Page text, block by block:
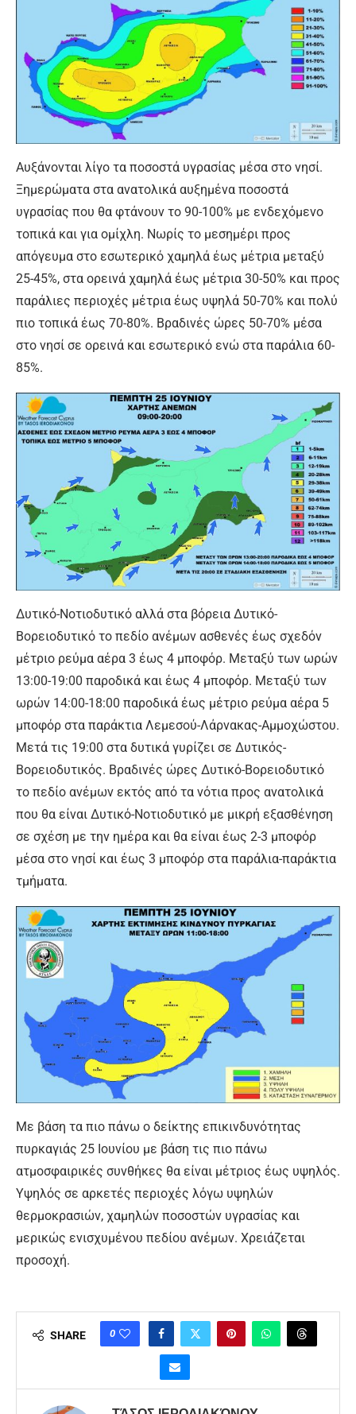
Αυξάνονται λίγο τα ποσοστά υγρασίας μέσα στο νησί.
Ξημερώματα στα ανατολικά αυξημένα ποσοστά
υγρασίας που θα φτάνουν το 90-100% με ενδεχόμενο
τοπικά και για ομίχλη. Νωρίς το μεσημέρι προς
απόγευμα στο εσωτερικό χαμηλά έως μέτρια μεταξύ
25-45%, στα ορεινά χαμηλά έως μέτρια 30-50% και προς
παράλιες περιοχές μέτρια έως υψηλά 50-70% και πολύ
πιο τοπικά έως 70-80%. Βραδινές ώρες 50-70% μέσα
στο νησί σε ορεινά και εσωτερικό ενώ στα παράλια 60-
85%.
Δυτικό-Νοτιοδυτικό αλλά στα βόρεια Δυτικό-
Βορειοδυτικό το πεδίο ανέμων ασθενές έως σχεδόν
μέτριο ρεύμα αέρα 3 έως 4 μποφόρ. Μεταξύ των ωρών
13:00-19:00 παροδικά και έως 4 μποφόρ. Μεταξύ των
ωρών 14:00-18:00 παροδικά έως μέτριο ρεύμα αέρα 5
μποφόρ στα παράκτια Λεμεσού-Λάρνακας-Αμμοχώστου.
Μετά τις 19:00 στα δυτικά γυρίζει σε Δυτικός-
Βορειοδυτικός. Βραδινές ώρες Δυτικό-Βορειοδυτικό
το πεδίο ανέμων εκτός από τα νότια προς ανατολικά
που θα είναι Δυτικό-Νοτιοδυτικό με μικρή εξασθένηση
σε σχέση με την ημέρα και θα είναι έως 2-3 μποφόρ
μέσα στο νησί και έως 3 μποφόρ στα παράλια-παράκτια
τμήματα.
Με βάση τα πιο πάνω ο δείκτης επικινδυνότητας
πυρκαγιάς 25 Ιουνίου με βάση τις πιο πάνω
ατμοσφαιρικές συνθήκες θα είναι μέτριος έως υψηλός.
Υψηλός σε αρκετές περιοχές λόγω υψηλών
θερμοκρασιών, χαμηλών ποσοστών υγρασίας και
μερικώς ενισχυμένου πεδίου ανέμων. Χρειάζεται
προσοχή.
SHARE 0